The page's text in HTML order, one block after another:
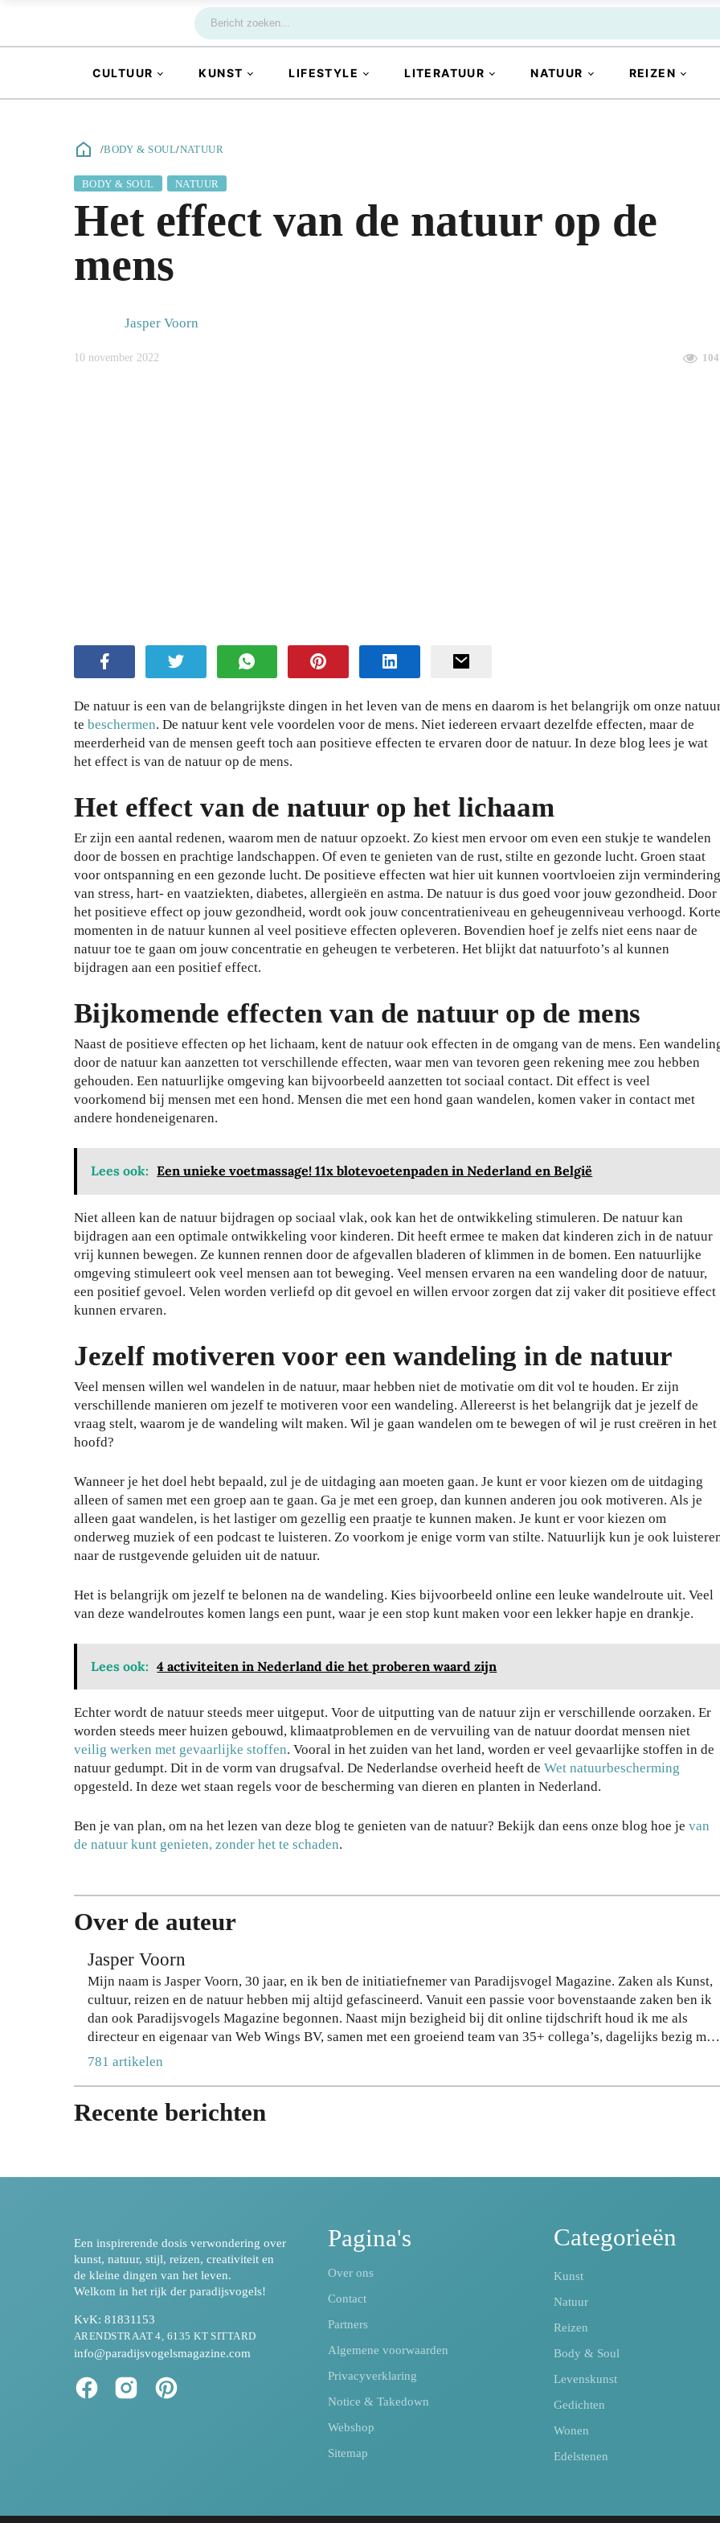
CULTUUR KUNST LIFESTYLE LITERATUUR NATUUR REIZEN
/BODY & SOUL/NATUUR
BODY & SOUL NATUUR
Het effect van de natuur op de
mens
Jasper Voorn
10 november 2022
De natuur is een van de belangrijkste dingen in het leven van de mens en daarom is het belangrijk om onze
te beschermen. De natuur kent vele voordelen voor de mens. Niet iedereen ervaart dezelfde effecten, maar de
meerderheid van de mensen geeft toch aan positieve effecten te ervaren door de natuur. In deze blog lees je wat
het effect is van de natuur op de mens.
Het effect van de natuur op het lichaam
Er zijn een aantal redenen, waarom men de natuur opzoekt. Zo kiest men ervoor om even een stukje te wandelen
door de bossen en prachtige landschappen. Of even te genieten van de rust, stilte en gezonde lucht. Groen staat
voor ontspanning en een gezonde lucht. De positieve effecten wat hier uit kunnen voortvloeien zijn vermindering
van stress, hart- en vaatziekten, diabetes, allergieën en astma. De natuur is dus goed voor jouw gezondheid. Door
het positieve effect op jouw gezondheid, wordt ook jouw concentratieniveau en geheugenniveau verhoogd. Korte
momenten in de natuur kunnen al veel positieve effecten opleveren. Bovendien hoef je zelfs niet eens naar de
natuur toe te gaan om jouw concentratie en geheugen te verbeteren. Het blijkt dat natuurfoto’s al kunnen
bijdragen aan een positief effect.
Bijkomende effecten van de natuur op de mens
Naast de positieve effecten op het lichaam, kent de natuur ook effecten in de omgang van de mens. Een
door de natuur kan aanzetten tot verschillende effecten, waar men van tevoren geen rekening mee zou hebben
gehouden. Een natuurlijke omgeving kan bijvoorbeeld aanzetten tot sociaal contact. Dit effect is veel
voorkomend bij mensen met een hond. Mensen die met een hond gaan wandelen, komen vaker in contact met
andere hondeneigenaren.
Lees ook: Een unieke voetmassage! 11x blotevoetenpaden in Nederland en België
Niet alleen kan de natuur bijdragen op sociaal vlak, ook kan het de ontwikkeling stimuleren. De natuur kan
bijdragen aan een optimale ontwikkeling voor kinderen. Dit heeft ermee te maken dat kinderen zich in de natuur
vrij kunnen bewegen. Ze kunnen rennen door de afgevallen bladeren of klimmen in de bomen. Een natuurlijke
omgeving stimuleert ook veel mensen aan tot beweging. Veel mensen ervaren na een wandeling door de natuur,
een positief gevoel. Velen worden verliefd op dit gevoel en willen ervoor zorgen dat zij vaker dit positieve effect
kunnen ervaren.
Jezelf motiveren voor een wandeling in de natuur
Veel mensen willen wel wandelen in de natuur, maar hebben niet de motivatie om dit vol te houden. Er zijn
verschillende manieren om jezelf te motiveren voor een wandeling. Allereerst is het belangrijk dat je jezelf de
vraag stelt, waarom je de wandeling wilt maken. Wil je gaan wandelen om te bewegen of wil je rust creëren in het
hoofd?
Wanneer je het doel hebt bepaald, zul je de uitdaging aan moeten gaan. Je kunt er voor kiezen om de uitdaging
alleen of samen met een groep aan te gaan. Ga je met een groep, dan kunnen anderen jou ook motiveren. Als je
alleen gaat wandelen, is het lastiger om gezellig een praatje te kunnen maken. Je kunt er voor kiezen om
onderweg muziek of een podcast te luisteren. Zo voorkom je enige vorm van stilte. Natuurlijk kun je ook
naar de rustgevende geluiden uit de natuur.
Het is belangrijk om jezelf te belonen na de wandeling. Kies bijvoorbeeld online een leuke wandelroute uit. Veel
van deze wandelroutes komen langs een punt, waar je een stop kunt maken voor een lekker hapje en drankje.
Lees ook: 4 activiteiten in Nederland die het proberen waard zijn
Echter wordt de natuur steeds meer uitgeput. Voor de uitputting van de natuur zijn er verschillende oorzaken. Er
worden steeds meer huizen gebouwd, klimaatproblemen en de vervuiling van de natuur doordat mensen niet
veilig werken met gevaarlijke stoffen. Vooral in het zuiden van het land, worden er veel gevaarlijke stoffen in de
natuur gedumpt. Dit in de vorm van drugsafval. De Nederlandse overheid heeft de Wet natuurbescherming
opgesteld. In deze wet staan regels voor de bescherming van dieren en planten in Nederland.
Ben je van plan, om na het lezen van deze blog te genieten van de natuur? Bekijk dan eens onze blog hoe je van
de natuur kunt genieten, zonder het te schaden.
Over de auteur
Jasper Voorn
Mijn naam is Jasper Voorn, 30 jaar, en ik ben de initiatiefnemer van Paradijsvogel Magazine. Zaken als Kunst,
cultuur, reizen en de natuur hebben mij altijd gefascineerd. Vanuit een passie voor bovenstaande zaken ben ik
dan ook Paradijsvogels Magazine begonnen. Naast mijn bezigheid bij dit online tijdschrift houd ik me als
directeur en eigenaar van Web Wings BV, samen met een groeiend team van 35+ collega’s, dagelijks bezig met
het realiseren van online marketing resultaten voor meer dan 200 verschillende klanten. Hier richten wij ons
Binnen Paradijsvogel Magazine komt mijn passie voor online marketing, mensen inspireren en mij verder
verdiepen in de wereld om ons heen samen. Mijn doel is om vanuit Paradijsvogel Magazine jaarlijks 2 miljoen
781 artikelen
Recente berichten
Zo
bes
che
rm
je
haa
lan
ger
me
t
de
jui
ste
sha
oo
28
2026
Da
gje
Ro
tter
m:
zo
je
jou
w
28
Je
wo
nin
vei
lig
en
teg
en
inb
raa
nd
er
in
te
lev
ere
n
op
l
27
2026
Wa
t je
op
sch
oe
ne
zeg
ge
er
e
lev
ens
24
Een inspirerende dosis verwondering over
kunst, natuur, stijl, reizen, creativiteit en
de kleine dingen van het leven.
Welkom in het rijk der paradijsvogels!
KvK: 81831153
ARENDSTRAAT 4, 6135 KT SITTARD
info@paradijsvogelsmagazine.com
Pagina's
Over ons
Contact
Partners
Algemene voorwaarden
Privacyverklaring
Notice & Takedown
Webshop
Sitemap
Categorieën
Kunst
Natuur
Reizen
Body & Soul
Levenskunst
Gedichten
Wonen
Edelstenen